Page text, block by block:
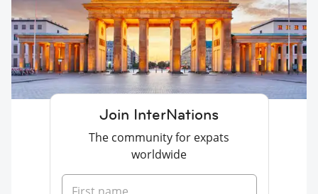
Join InterNations
The community for expats
worldwide